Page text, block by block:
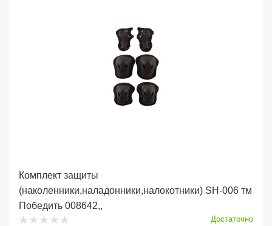
Комплект защиты
(наколенники,наладонники,налокотники) SH-006 тм
Победить 008642,,
Достаточно